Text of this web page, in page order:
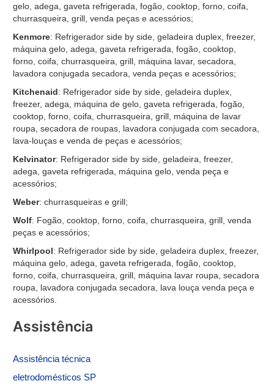
gelo, adega, gaveta refrigerada, fogão, cooktop, forno, coifa,
churrasqueira, grill, venda peças e acessórios;
Kenmore: Refrigerador side by side, geladeira duplex, freezer,
máquina gelo, adega, gaveta refrigerada, fogão, cooktop,
forno, coifa, churrasqueira, grill, máquina lavar, secadora,
lavadora conjugada secadora, venda peças e acessórios;
Kitchenaid: Refrigerador side by side, geladeira duplex,
freezer, adega, máquina de gelo, gaveta refrigerada, fogão,
cooktop, forno, coifa, churrasqueira, grill, máquina de lavar
roupa, secadora de roupas, lavadora conjugada com secadora,
lava-louças e venda de peças e acessórios;
Kelvinator: Refrigerador side by side, geladeira, freezer,
adega, gaveta refrigerada, máquina gelo, venda peça e
acessórios;
Weber: churrasqueiras e grill;
Wolf: Fogão, cooktop, forno, coifa, churrasqueira, grill, venda
peças e acessórios;
Whirlpool: Refrigerador side by side, geladeira duplex, freezer,
máquina gelo, adega, gaveta refrigerada, fogão, cooktop,
forno, coifa, churrasqueira, grill, máquina lavar roupa, secadora
roupa, lavadora conjugada secadora, lava louça venda peça e
acessórios.
Assistência
Assistênciatécnica
eletrodomésticos SP